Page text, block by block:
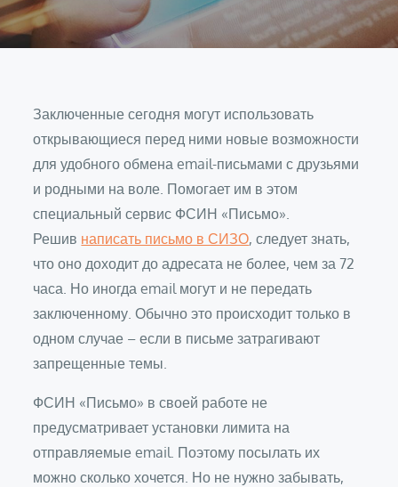
Заключенные сегодня могут использовать
открывающиеся перед ними новые возможности
для удобного обмена email-письмами с друзьями
и родными на воле. Помогает им в этом
специальный сервис ФСИН «Письмо».
Решив написать письмо в СИЗО, следует знать,
что оно доходит до адресата не более, чем за 72
часа. Но иногда email могут и не передать
заключенному. Обычно это происходит только в
одном случае – если в письме затрагивают
запрещенные темы.
ФСИН «Письмо» в своей работе не
предусматривает установки лимита на
отправляемые email. Поэтому посылать их
можно сколько хочется. Но не нужно забывать,